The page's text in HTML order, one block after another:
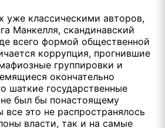
уже классическими авторов,
Манкелля, скандинавский
всего формой общественной
коррупция, прогнившие
группировки и
окончательно
шаткие государственные
был бы понастоящему
это не распространялось
власти, так и на самые